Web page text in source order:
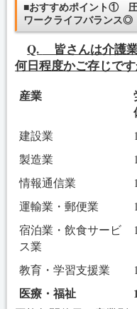
■おすすめポイント①
ワークライフバランス◎
Q.
皆さんは介護
何日程度かご存じです
産業
建設業
製造業
情報通信業
運輸業・郵便業
宿泊業・飲食サービ
ス業
教育・学習支援業
医療・福祉